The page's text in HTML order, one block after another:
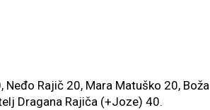
Rajič 20, Mara Matuško 20, Boža
Dragana Rajiča (+Joze) 40.